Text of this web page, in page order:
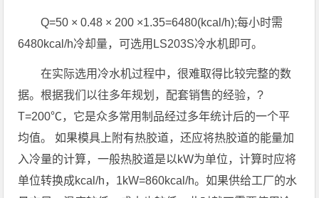
Q=50 × 0.48 × 200 ×1.35=6480(kcal/h);每小时需
6480kcal/h冷却量，可选用LS203S冷水机即可。
在实际选用冷水机过程中，很难取得比较完整的数
据。根据我们以往多年规划，配套销售的经验，?
T=200℃，它是众多常用制品经过多年统计后的一个平
均值。 如果模具上附有热胶道，还应将热胶道的能量加
入冷量的计算，一般热胶道是以kW为单位，计算时应将
单位转换成kcal/h，1kW=860kcal/h。如果供给工厂的水